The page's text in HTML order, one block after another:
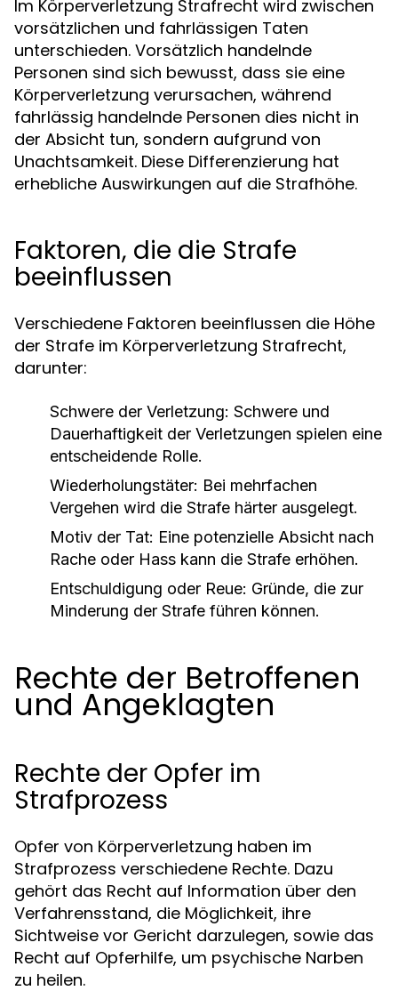
Im Körperverletzung Strafrecht wird zwischen
vorsätzlichen und fahrlässigen Taten
unterschieden. Vorsätzlich handelnde
Personen sind sich bewusst, dass sie eine
Körperverletzung verursachen, während
fahrlässig handelnde Personen dies nicht in
der Absicht tun, sondern aufgrund von
Unachtsamkeit. Diese Differenzierung hat
erhebliche Auswirkungen auf die Strafhöhe.
Faktoren, die die Strafe
beeinflussen
Verschiedene Faktoren beeinflussen die Höhe
der Strafe im Körperverletzung Strafrecht,
darunter:
Schwere der Verletzung: Schwere und
Dauerhaftigkeit der Verletzungen spielen eine
entscheidende Rolle.
Wiederholungstäter: Bei mehrfachen
Vergehen wird die Strafe härter ausgelegt.
Motiv der Tat: Eine potenzielle Absicht nach
Rache oder Hass kann die Strafe erhöhen.
Entschuldigung oder Reue: Gründe, die zur
Minderung der Strafe führen können.
Rechte der Betroffenen
und Angeklagten
Rechte der Opfer im
Strafprozess
Opfer von Körperverletzung haben im
Strafprozess verschiedene Rechte. Dazu
gehört das Recht auf Information über den
Verfahrensstand, die Möglichkeit, ihre
Sichtweise vor Gericht darzulegen, sowie das
Recht auf Opferhilfe, um psychische Narben
zu heilen.